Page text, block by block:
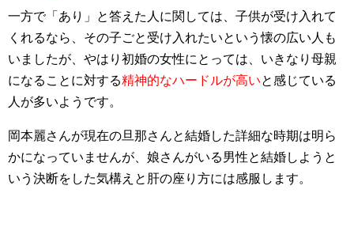
一方で「あり」と答えた人に関しては、子供が受け入れて
くれるなら、その子ごと受け入れたいという懐の広い人も
いましたが、やはり初婚の女性にとっては、いきなり母親
になることに対する精神的なハードルが高いと感じている
人が多いようです。
岡本麗さんが現在の旦那さんと結婚した詳細な時期は明ら
かになっていませんが、娘さんがいる男性と結婚しようと
いう決断をした気構えと肝の座り方には感服します。